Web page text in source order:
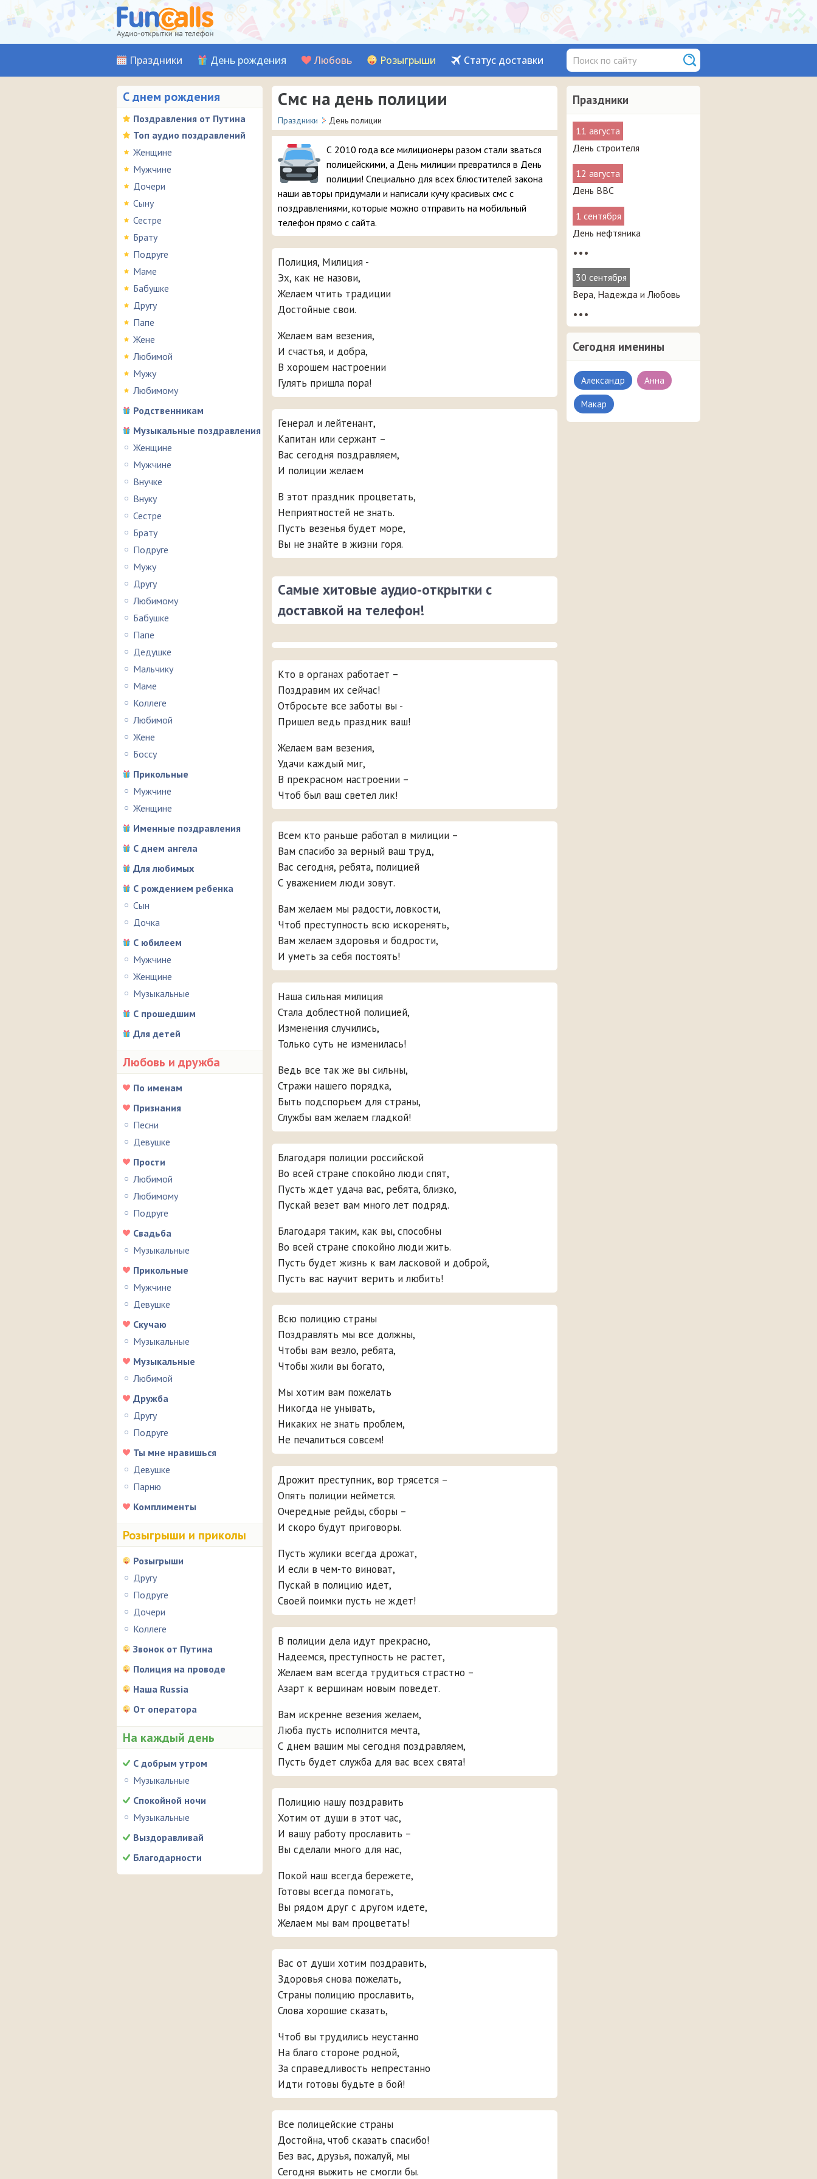
Праздники День рождения Любовь Розыгрыши Статус доставки
С днем рождения
Поздравления от Путина
Топ аудио поздравлений
Женщине
Мужчине
Дочери
Сыну
Сестре
Брату
Подруге
Маме
Бабушке
Другу
Папе
Жене
Любимой
Мужу
Любимому
Родственникам
Музыкальные поздравления
Женщине
Мужчине
Внучке
Внуку
Сестре
Брату
Подруге
Мужу
Другу
Любимому
Бабушке
Папе
Дедушке
Мальчику
Маме
Коллеге
Любимой
Жене
Боссу
Прикольные
Мужчине
Женщине
Именные поздравления
С днем ангела
Для любимых
С рождением ребенка
Сын
Дочка
С юбилеем
Мужчине
Женщине
Музыкальные
С прошедшим
Для детей
Любовь и дружба
По именам
Признания
Песни
Девушке
Прости
Любимой
Любимому
Подруге
Свадьба
Музыкальные
Прикольные
Мужчине
Девушке
Скучаю
Музыкальные
Музыкальные
Любимой
Дружба
Другу
Подруге
Ты мне нравишься
Девушке
Парню
Комплименты
Розыгрыши и приколы
Розыгрыши
Другу
Подруге
Дочери
Коллеге
Звонок от Путина
Полиция на проводе
Наша Russia
От оператора
На каждый день
С добрым утром
Музыкальные
Спокойной ночи
Музыкальные
Выздоравливай
Благодарности
Праздники
11 августа
День строителя
12 августа
День ВВС
1 сентября
День нефтяника
•••
30 сентября
Вера, Надежда и Любовь
•••
Сегодня именины
Александр Анна
Макар
Смс на день полиции
Праздники День полиции
С 2010 года все милиционеры разом стали зваться
полицейскими, а День милиции превратился в День
полиции! Специально для всех блюстителей закона
наши авторы придумали и написали кучу красивых смс с
поздравлениями, которые можно отправить на мобильный
телефон прямо с сайта.
Полиция, Милиция -
Эх, как не назови,
Желаем чтить традиции
Достойные свои.
Желаем вам везения,
И счастья, и добра,
В хорошем настроении
Гулять пришла пора!
Генерал и лейтенант,
Капитан или сержант –
Вас сегодня поздравляем,
И полиции желаем
В этот праздник процветать,
Неприятностей не знать.
Пусть везенья будет море,
Вы не знайте в жизни горя.
Самые хитовые аудио-открытки с
доставкой на телефон!
Кто в органах работает –
Поздравим их сейчас!
Отбросьте все заботы вы -
Пришел ведь праздник ваш!
Желаем вам везения,
Удачи каждый миг,
В прекрасном настроении –
Чтоб был ваш светел лик!
Всем кто раньше работал в милиции –
Вам спасибо за верный ваш труд,
Вас сегодня, ребята, полицией
С уважением люди зовут.
Вам желаем мы радости, ловкости,
Чтоб преступность всю искоренять,
Вам желаем здоровья и бодрости,
И уметь за себя постоять!
Наша сильная милиция
Стала доблестной полицией,
Изменения случились,
Только суть не изменилась!
Ведь все так же вы сильны,
Стражи нашего порядка,
Быть подспорьем для страны,
Службы вам желаем гладкой!
Благодаря полиции российской
Во всей стране спокойно люди спят,
Пусть ждет удача вас, ребята, близко,
Пускай везет вам много лет подряд.
Благодаря таким, как вы, способны
Во всей стране спокойно люди жить.
Пусть будет жизнь к вам ласковой и доброй,
Пусть вас научит верить и любить!
Всю полицию страны
Поздравлять мы все должны,
Чтобы вам везло, ребята,
Чтобы жили вы богато,
Мы хотим вам пожелать
Никогда не унывать,
Никаких не знать проблем,
Не печалиться совсем!
Дрожит преступник, вор трясется –
Опять полиции неймется.
Очередные рейды, сборы –
И скоро будут приговоры.
Пусть жулики всегда дрожат,
И если в чем-то виноват,
Пускай в полицию идет,
Своей поимки пусть не ждет!
В полиции дела идут прекрасно,
Надеемся, преступность не растет,
Желаем вам всегда трудиться страстно –
Азарт к вершинам новым поведет.
Вам искренне везения желаем,
Люба пусть исполнится мечта,
С днем вашим мы сегодня поздравляем,
Пусть будет служба для вас всех свята!
Полицию нашу поздравить
Хотим от души в этот час,
И вашу работу прославить –
Вы сделали много для нас,
Покой наш всегда бережете,
Готовы всегда помогать,
Вы рядом друг с другом идете,
Желаем мы вам процветать!
Вас от души хотим поздравить,
Здоровья снова пожелать,
Страны полицию прославить,
Слова хорошие сказать,
Чтоб вы трудились неустанно
На благо стороне родной,
За справедливость непрестанно
Идти готовы будьте в бой!
Все полицейские страны
Достойна, чтоб сказать спасибо!
Без вас, друзья, пожалуй, мы
Сегодня выжить не смогли бы.